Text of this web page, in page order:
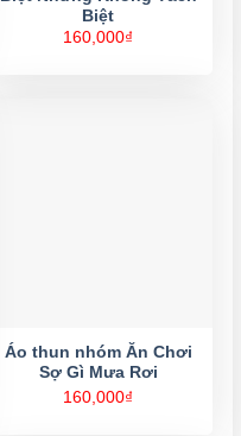
Biệt
160,000₫
Áo thun nhóm Ăn Chơi
Sợ Gì Mưa Rơi
160,000₫